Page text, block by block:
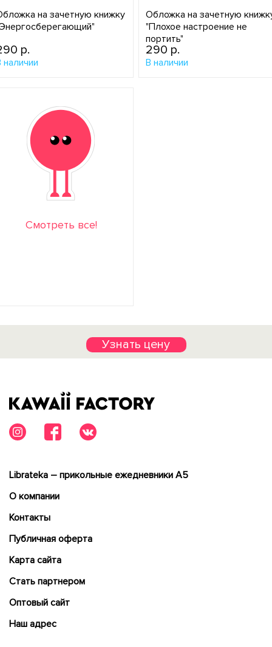
на зачетную книжку
p.
наличии
Обложка на зачетную
"Плохое настроение не
портить"
290 p.
В наличии
Смотреть все!
Узнать цену
Librateka – прикольные ежедневники А5
О компании
Контакты
Публичная оферта
Карта сайта
Cтать партнером
Оптовый сайт
Наш адрес